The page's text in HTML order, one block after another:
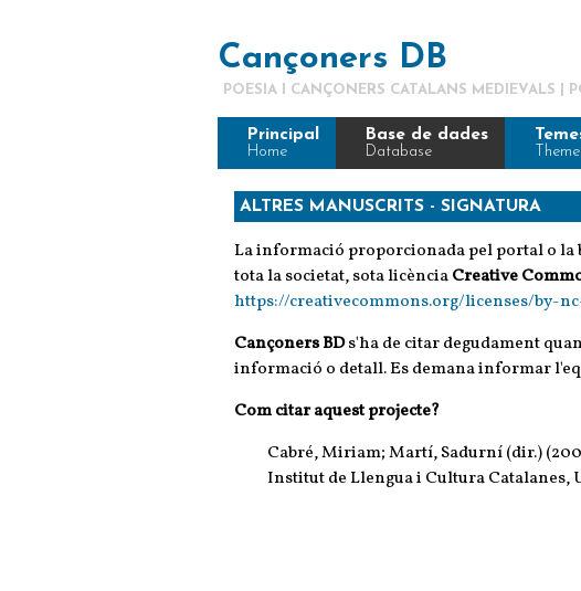
Cançoners DB
POESIA I CANÇONERS CATALANS MEDIEVALS |
Principal
Home
Base de dades
Database
ALTRES MANUSCRITS - SIGNATURA
La informació proporcionada pel portal o la
tota la societat, sota licènciaCreative
https://creativecommons.org/licenses/by-
Cançoners BDs'ha de citar degudament
informació o detall. Es demana informar
Com citar aquest projecte?
Cabré, Miriam; Martí, Sadurní (dir.)
Institut de Llengua i Cultura Catalanes,